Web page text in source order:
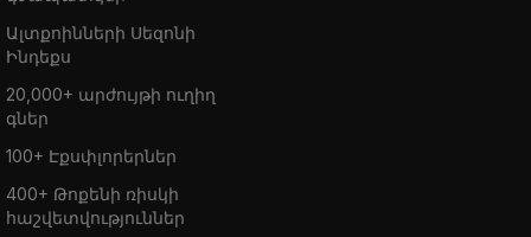
Ալտքոինների Սեզոնի
Ինդեքս
20,000+ արժույթի ուղիղ
գներ
100+ Էքսփլորերներ
400+ Թոքենի ռիսկի
հաշվետվություններ